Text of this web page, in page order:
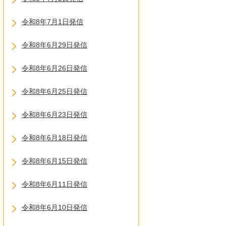
令和8年7月1日発信
令和8年6月29日発信
令和8年6月26日発信
令和8年6月25日発信
令和8年6月23日発信
令和8年6月18日発信
令和8年6月15日発信
令和8年6月11日発信
令和8年6月10日発信